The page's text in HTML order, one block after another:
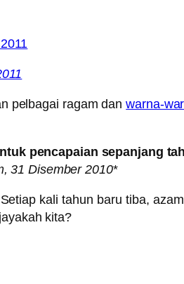
pelbagai ragam danwarna-
pencapaian sepanjang
31 Disember 2010*
kali tahun baru tiba,
kita?